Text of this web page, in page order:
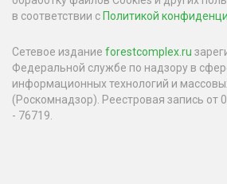
в соответствии с Политикой
Сетевое издание forestcomplex.ru
Федеральной службе по надзору в
информационных технологий и
(Роскомнадзор). Реестровая запись
- 76719.